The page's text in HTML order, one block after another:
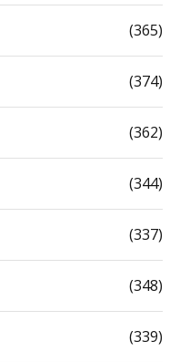
(365)
(374)
(362)
(344)
(337)
(348)
(339)